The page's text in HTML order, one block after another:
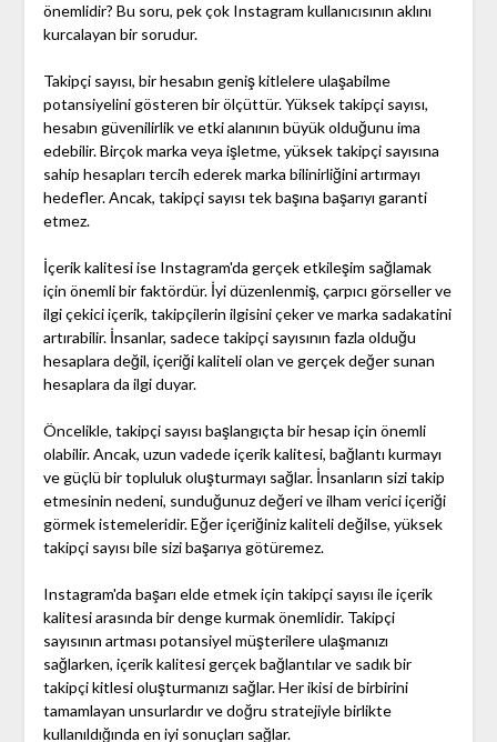
önemlidir? Bu soru, pek çok Instagram kullanıcısının aklını
kurcalayan bir sorudur.
Takipçi sayısı, bir hesabın geniş kitlelere ulaşabilme
potansiyelini gösteren bir ölçüttür. Yüksek takipçi sayısı,
hesabın güvenilirlik ve etki alanının büyük olduğunu ima
edebilir. Birçok marka veya işletme, yüksek takipçi sayısına
sahip hesapları tercih ederek marka bilinirliğini artırmayı
hedefler. Ancak, takipçi sayısı tek başına başarıyı garanti
etmez.
İçerik kalitesi ise Instagram'da gerçek etkileşim sağlamak
için önemli bir faktördür. İyi düzenlenmiş, çarpıcı görseller ve
ilgi çekici içerik, takipçilerin ilgisini çeker ve marka sadakatini
artırabilir. İnsanlar, sadece takipçi sayısının fazla olduğu
hesaplara değil, içeriği kaliteli olan ve gerçek değer sunan
hesaplara da ilgi duyar.
Öncelikle, takipçi sayısı başlangıçta bir hesap için önemli
olabilir. Ancak, uzun vadede içerik kalitesi, bağlantı kurmayı
ve güçlü bir topluluk oluşturmayı sağlar. İnsanların sizi takip
etmesinin nedeni, sunduğunuz değeri ve ilham verici içeriği
görmek istemeleridir. Eğer içeriğiniz kaliteli değilse, yüksek
takipçi sayısı bile sizi başarıya götüremez.
Instagram'da başarı elde etmek için takipçi sayısı ile içerik
kalitesi arasında bir denge kurmak önemlidir. Takipçi
sayısının artması potansiyel müşterilere ulaşmanızı
sağlarken, içerik kalitesi gerçek bağlantılar ve sadık bir
takipçi kitlesi oluşturmanızı sağlar. Her ikisi de birbirini
tamamlayan unsurlardır ve doğru stratejiyle birlikte
kullanıldığında en iyi sonuçları sağlar.